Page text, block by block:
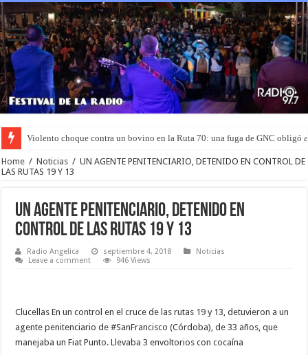
Violento choque contra un bovino en la Ruta 70: una fuga de GNC obligó
Home / Noticias / UN AGENTE PENITENCIARIO, DETENIDO EN CONTROL DE
LAS RUTAS 19 Y 13
UN AGENTE PENITENCIARIO, DETENIDO EN
CONTROL DE LAS RUTAS 19 Y 13
Radio Angelica septiembre 4, 2018
Noticias
Leave a comment
946 Views
Clucellas En un control en el cruce de las rutas 19 y 13, detuvieron a un
agente penitenciario de #SanFrancisco (Córdoba), de 33 años, que
manejaba un Fiat Punto. Llevaba 3 envoltorios con cocaína